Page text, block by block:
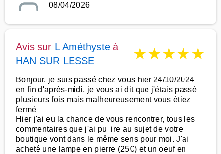
08/04/2026
Avis sur L Améthyste à
HAN SUR LESSE
★★★★★
Bonjour, je suis passé chez vous hier 24/10/2024
en fin d'après-midi, je vous ai dit que j'étais passé
plusieurs fois mais malheureusement vous étiez
fermé
Hier j'ai eu la chance de vous rencontrer, tous les
commentaires que j'ai pu lire au sujet de votre
boutique vont dans le même sens pour moi. J'ai
acheté une lampe en pierre (25€) et un oeuf en